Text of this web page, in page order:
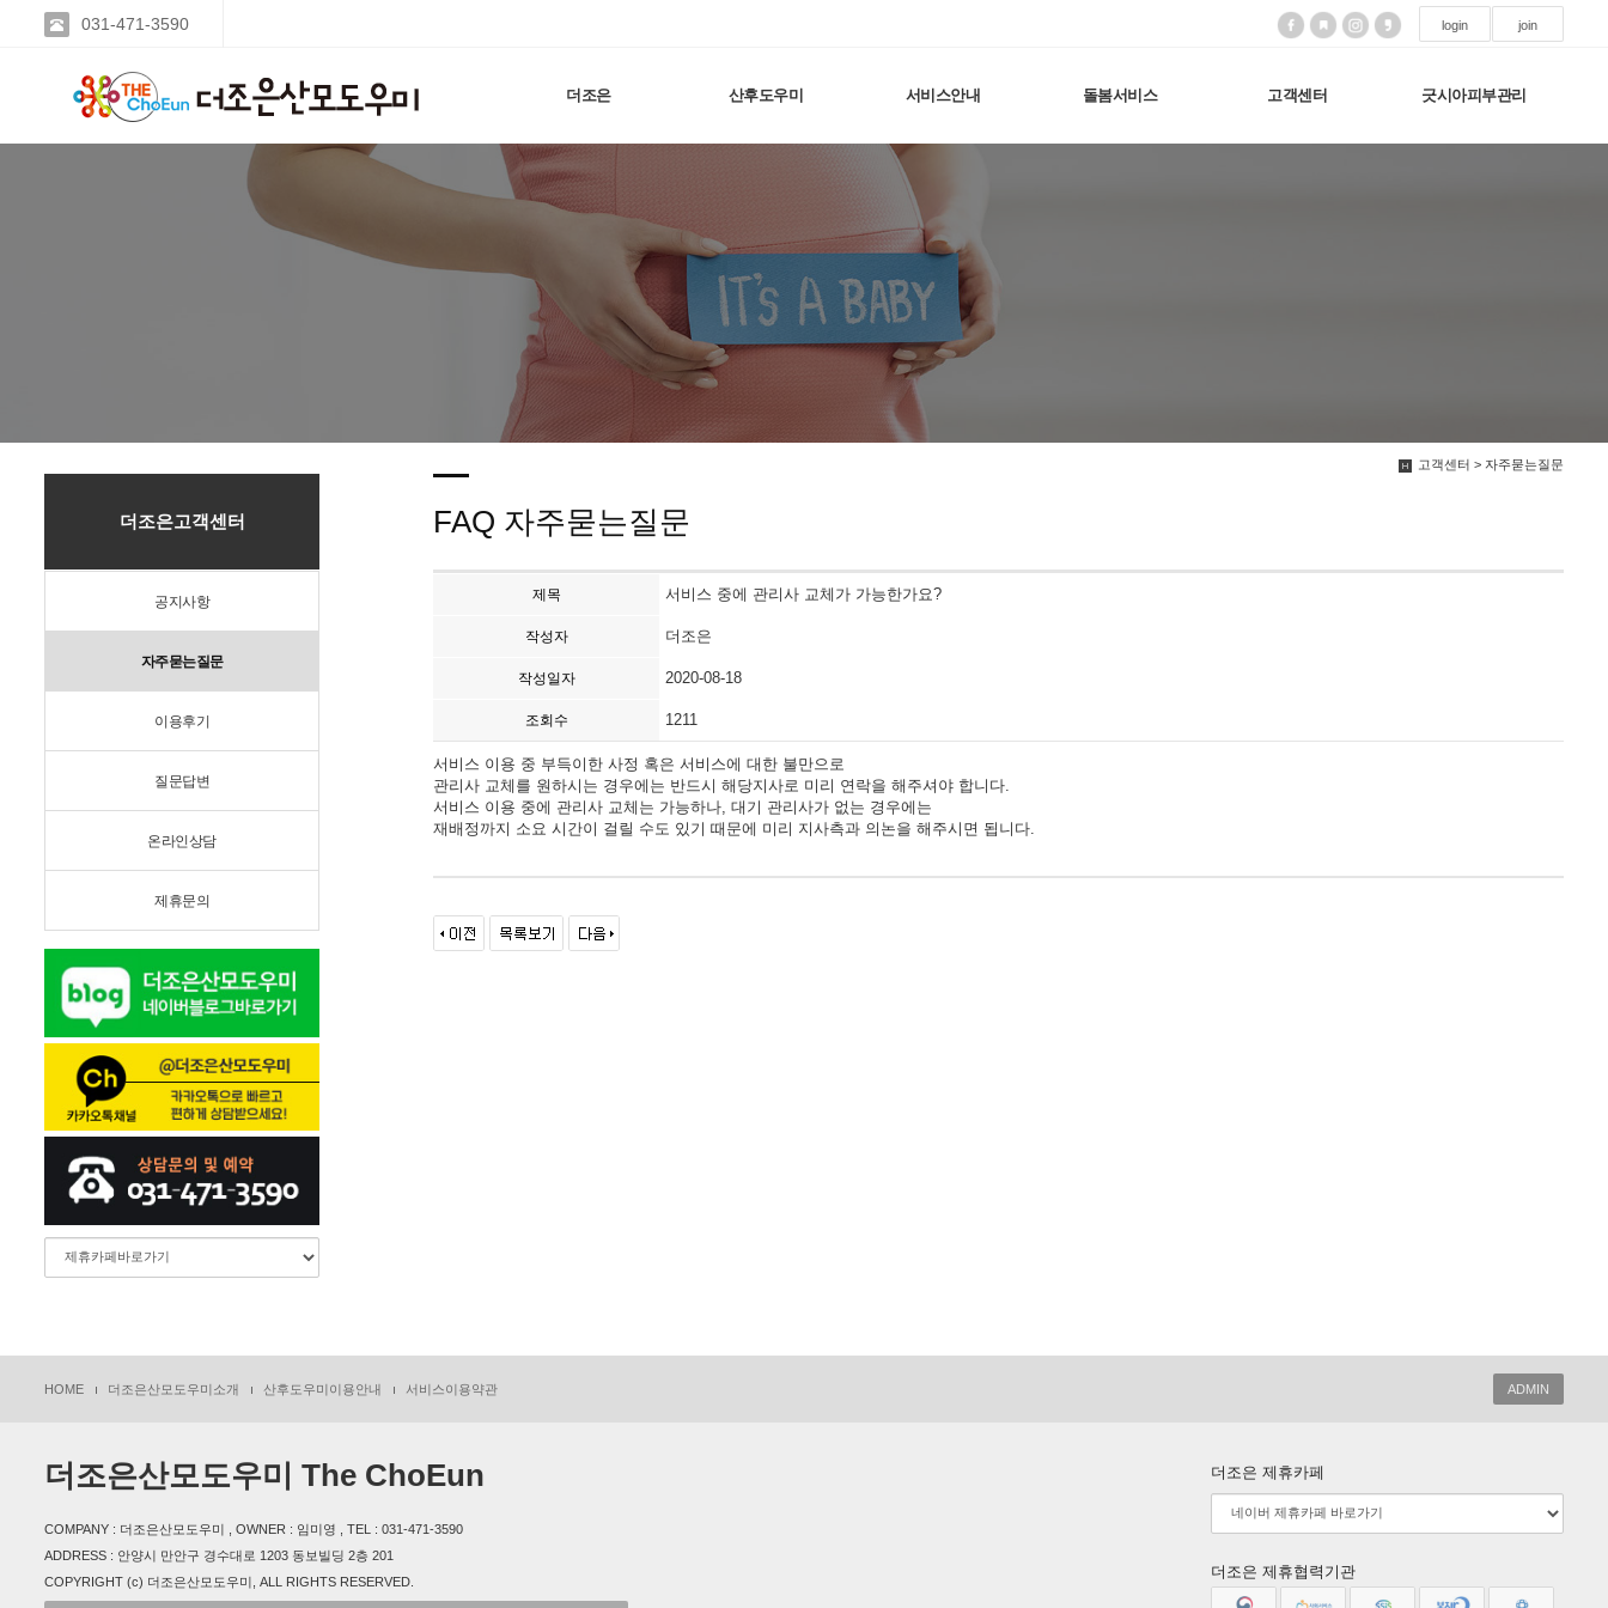
031-471-3590 login join
더조은 산후도우미 서비스안내 돌봄서비스 고객센터 긋시아피부관리
고객센터 > 자주묻는질문
더조은고객센터
공지사항
자주묻는질문
이용후기
질문답변
온라인상담
제휴문의
FAQ 자주묻는질문
제목 서비스 중에 관리사 교체가 가능한가요?
작성자 더조은
작성일자 2020-08-18
조회수 1211
서비스 이용 중 부득이한 사정 혹은 서비스에 대한 불만으로
관리사 교체를 원하시는 경우에는 반드시 해당지사로 미리 연락을 해주셔야 합니다.
서비스 이용 중에 관리사 교체는 가능하나, 대기 관리사가 없는 경우에는
재배정까지 소요 시간이 걸릴 수도 있기 때문에 미리 지사측과 의논을 해주시면 됩니다.
HOME 더조은산모도우미소개 산후도우미이용안내 서비스이용약관 ADMIN
더조은산모도우미 The ChoEun
COMPANY : 더조은산모도우미 , OWNER : 임미영 , TEL : 031-471-3590
ADDRESS : 안양시 만안구 경수대로 1203 동보빌딩 2층 201
COPYRIGHT (c) 더조은산모도우미, ALL RIGHTS RESERVED.
더조은 제휴카페
더조은 제휴협력기관